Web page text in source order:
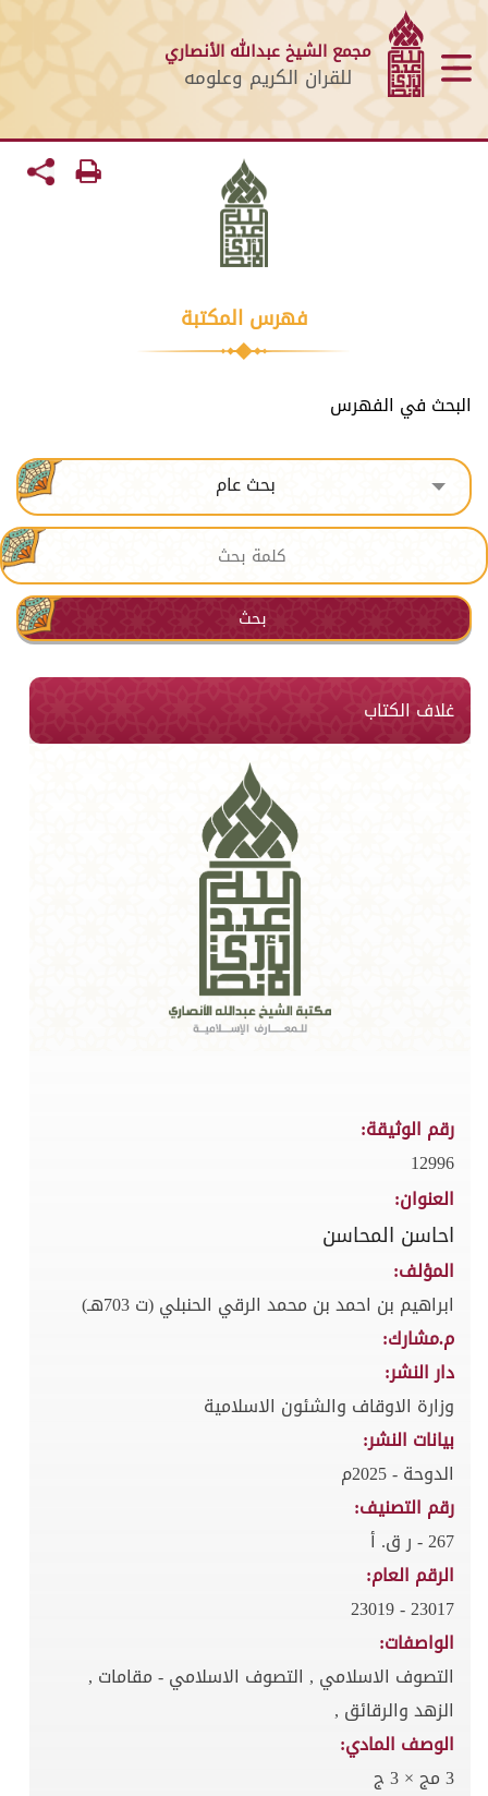
مجمع الشيخ عبدالله الأنصاري
للقران الكريم وعلومه
فهرس المكتبة
البحث في الفهرس
بحث عام
بحث
غلاف الكتاب
رقم الوثيقة:
12996
العنوان:
احاسن المحاسن
المؤلف:
ابراهيم بن احمد بن محمد الرقي الحنبلي (ت 703هـ)
م.مشارك:
دار النشر:
وزارة الاوقاف والشئون الاسلامية
بيانات النشر:
الدوحة - 2025م
رقم التصنيف:
267 - ر ق. أ
الرقم العام:
23017 - 23019
الواصفات:
التصوف الاسلامي , التصوف الاسلامي - مقامات ,
الزهد والرقائق ,
الوصف المادي:
3 مج × 3 ج